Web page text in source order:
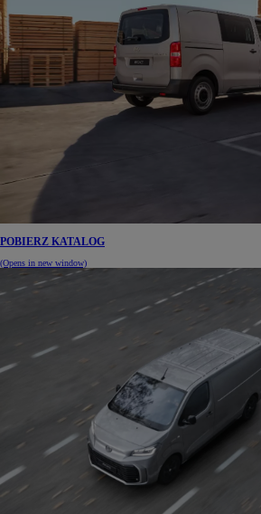
POBIERZ KATALOG
(Opens in new window)